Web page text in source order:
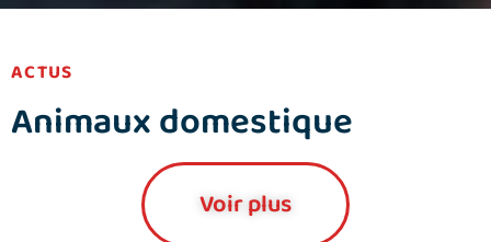
ACTUS
Animaux domestique
Voir plus